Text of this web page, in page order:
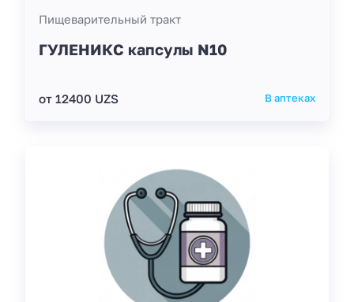
Пищеварительный тракт
ГУЛЕНИКС капсулы N10
от 12400 UZS В аптеках